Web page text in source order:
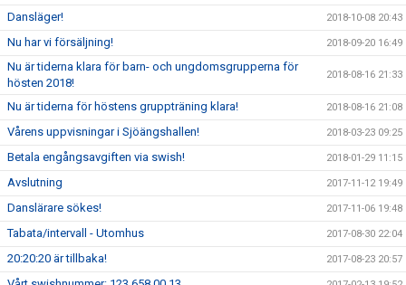
Dansläger! 2018-10-08 20:43
Nu har vi försäljning! 2018-09-20 16:49
Nu är tiderna klara för barn- och ungdomsgrupperna för
hösten 2018!
2018-08-16 21:33
Nu är tiderna för höstens gruppträning klara! 2018-08-16 21:08
Vårens uppvisningar i Sjöängshallen! 2018-03-23 09:25
Betala engångsavgiften via swish! 2018-01-29 11:15
Avslutning 2017-11-12 19:49
Danslärare sökes! 2017-11-06 19:48
Tabata/intervall - Utomhus 2017-08-30 22:04
20:20:20 är tillbaka! 2017-08-23 20:57